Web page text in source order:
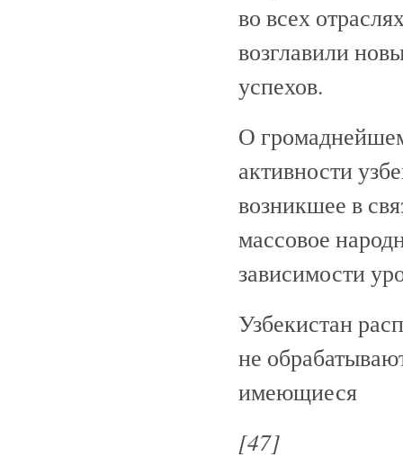
во всех
возглавили
успехов.
О
активности
возникшее в
массовое
зависимости
Узбекистан
не
имеющиеся
[47]